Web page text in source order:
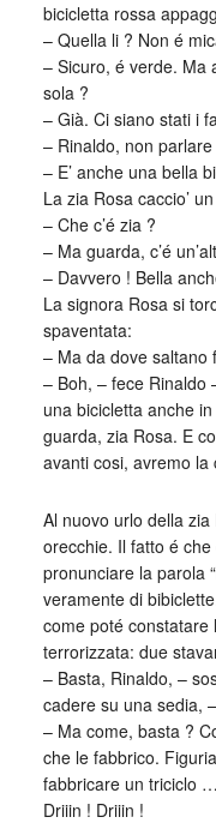
bicicletta rossa
– Quella li ? Non é
– Sicuro, é verde. Ma
sola ?
– Già. Ci siano stati i
– Rinaldo, non
– E’ anche una bella
La zia Rosa caccio’
– Che c’é zia ?
– Ma guarda, c’é
– Davvero ! Bella
La signora Rosa si
spaventata:
– Ma da dove saltano
– Boh, – fece Rinaldo
una bicicletta anche
guarda, zia Rosa. E
avanti cosi, avremo
Al nuovo urlo della
orecchie. Il fatto é
pronunciare la parola
veramente di
come poté constatare
terrorizzata: due
– Basta, Rinaldo, –
cadere su una sedia,
– Ma come, basta ?
che le fabbrico.
fabbricare un triciclo
Driiin ! Driiin !